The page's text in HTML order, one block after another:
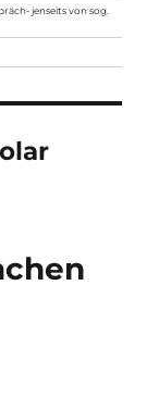
jenseits von sog.